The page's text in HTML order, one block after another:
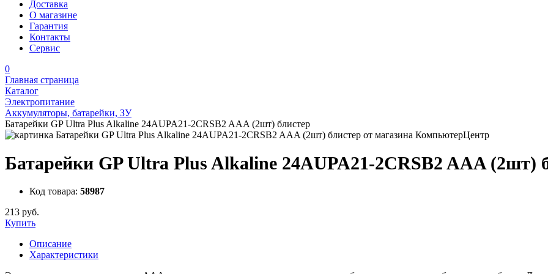
Доставка
О магазине
Гарантия
Контакты
Сервис
0
Главная страница
Каталог
Электропитание
Аккумуляторы, батарейки, ЗУ
Батарейки GP Ultra Plus Alkaline 24AUPA21-2CRSB2 AAA (2шт) блистер
Батарейки GP Ultra Plus Alkaline 24AUPA21-2CRSB2 AAA (2шт)
Код товара: 58987
213 руб.
Купить
Описание
Характеристики